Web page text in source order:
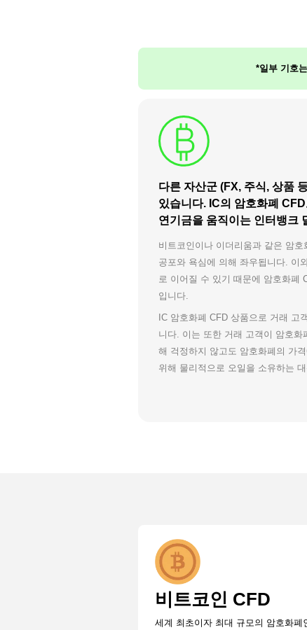
*일부 기호
다른 자산군 (FX, 주식, 상품
있습니다. IC의 암호화폐
연기금을 움직이는 인터뱅크
비트코인이나 이더리움과 같은 암
공포와 욕심에 의해 좌우됩니다. 이
로 이어질 수 있기 때문에 암호화폐
입니다.
IC 암호화폐 CFD 상품으로 거래 고
니다. 이는 또한 거래 고객이 암호
해 걱정하지 않고도 암호화폐의 가
위해 물리적으로 오일을 소유하는
비트코인 CFD
세계 최초이자 최대 규모의 암호화폐